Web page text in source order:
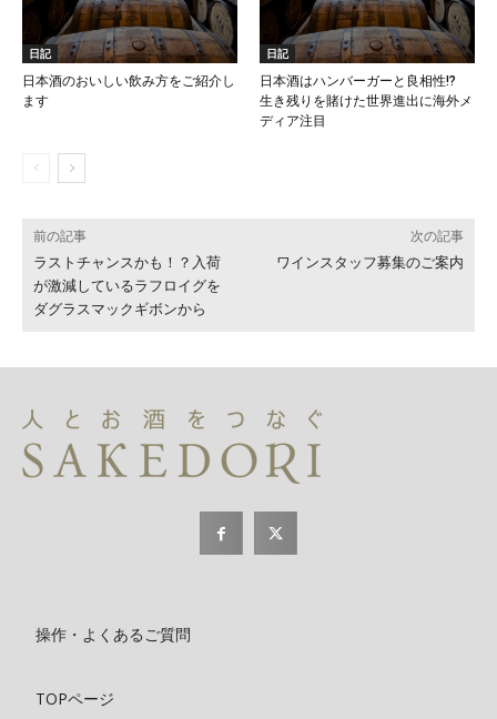
日記
日本酒のおいしい飲み方をご紹介し
ます
日記
日本酒はハンバーガーと良相性!?
生き残りを賭けた世界進出に海外メ
ディア注目
前の記事
ラストチャンスかも！？入荷
が激減しているラフロイグを
ダグラスマックギボンから
次の記事
ワインスタッフ募集のご案内
操作・よくあるご質問
TOPページ